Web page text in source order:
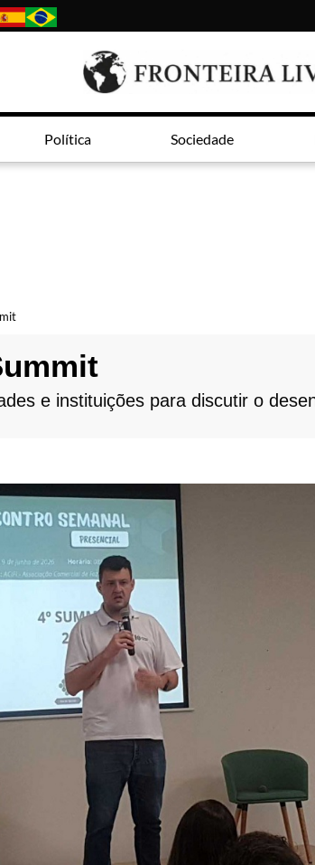
Política Sociedade
e instituições para discutir o